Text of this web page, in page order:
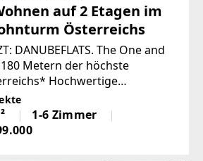
auf 2 Etagen im
Österreichs
DANUBEFLATS. The One and
Metern der höchste
Hochwertige
Raumhöhen von rund 2,8
Smart Living
1-6 Zimmer